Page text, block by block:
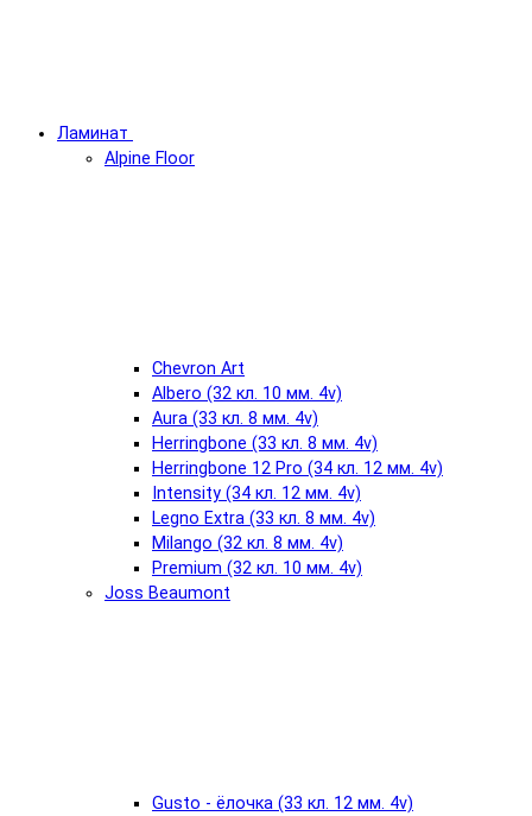
Ламинат
Alpine Floor
Chevron Art
Albero (32 кл. 10 мм. 4v)
Aura (33 кл. 8 мм. 4v)
Herringbone (33 кл. 8 мм. 4v)
Herringbone 12 Pro (34 кл. 12 мм. 4v)
Intensity (34 кл. 12 мм. 4v)
Legno Extra (33 кл. 8 мм. 4v)
Milango (32 кл. 8 мм. 4v)
Premium (32 кл. 10 мм. 4v)
Joss Beaumont
Gusto - ёлочка (33 кл. 12 мм. 4v)